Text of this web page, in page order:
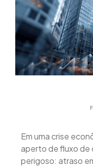
Em uma crise
aperto de fluxo de
perigoso: atraso